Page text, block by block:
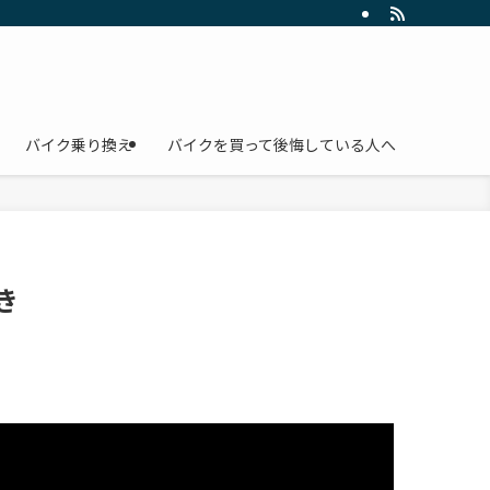
バイク乗り換え バイクを買って後悔している人へ